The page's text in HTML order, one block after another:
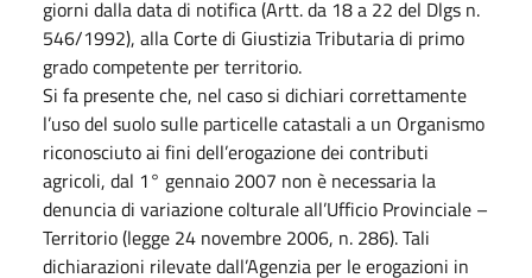
giorni dalla data di notifica (Artt. da 18 a 22 del Dlgs n.
546/1992), alla Corte di Giustizia Tributaria di primo
grado competente per territorio.
Si fa presente che, nel caso si dichiari correttamente
l’uso del suolo sulle particelle catastali a un Organismo
riconosciuto ai fini dell’erogazione dei contributi
agricoli, dal 1° gennaio 2007 non è necessaria la
denuncia di variazione colturale all’Ufficio Provinciale –
Territorio (legge 24 novembre 2006, n. 286). Tali
dichiarazioni rilevate dall’Agenzia per le erogazioni in